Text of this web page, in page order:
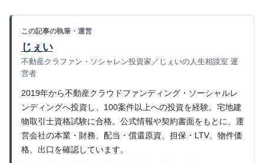
この記事の執筆・運営
じぇい
不動産クラファン・ソシャレン投資家／じぇいの人生相談室 運
営者
2019年から不動産クラウドファンディング・ソーシャルレ
ンディングへ投資し、100案件以上への投資を経験。宅地建
物取引士資格試験に合格。公式情報や契約書面をもとに、運
営会社の本業・財務、配当・償還原資、担保・LTV、物件価
格、出口を確認しています。